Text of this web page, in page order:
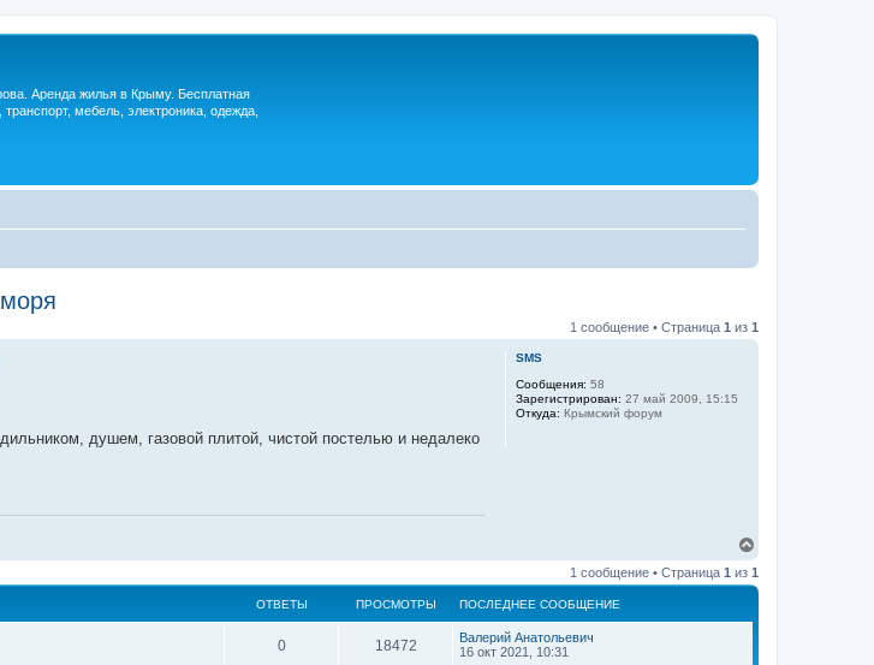
Аренда жилья в Крыму. Бесплатная
мебель, электроника, одежда,
1 сообщение • Страница 1 из 1
SMS
Сообщения: 58
Зарегистрирован: 27 май 2009, 15:15
Откуда: Крымский форум
душем, газовой плитой, чистой постелью и недалеко
р
н
1 сообщение • Страница 1 из 1
ОТВЕТЫ ПРОСМОТРЫ ПОСЛЕДНЕЕ СООБЩЕНИЕ
0 18472
Валерий Анатольевич
16 окт 2021, 10:31